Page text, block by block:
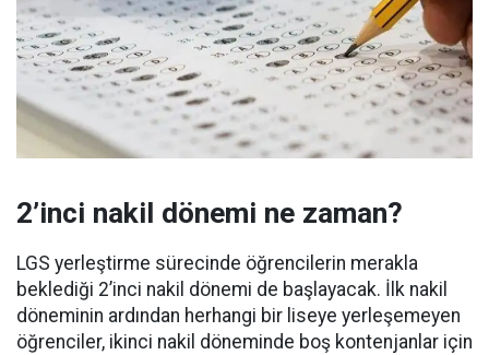
2’inci nakil dönemi ne zaman?
LGS yerleştirme sürecinde öğrencilerin merakla
beklediği 2’inci nakil dönemi de başlayacak. İlk nakil
döneminin ardından herhangi bir liseye yerleşemeyen
öğrenciler, ikinci nakil döneminde boş kontenjanlar için